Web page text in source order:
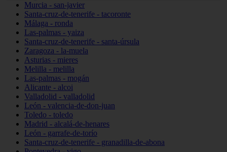
Murcia - san-javier
Santa-cruz-de-tenerife - tacoronte
Málaga - ronda
Las-palmas - yaiza
Santa-cruz-de-tenerife - santa-úrsula
Zaragoza - la-muela
Asturias - mieres
Melilla - melilla
Las-palmas - mogán
Alicante - alcoi
Valladolid - valladolid
León - valencia-de-don-juan
Toledo - toledo
Madrid - alcalá-de-henares
León - garrafe-de-torío
Santa-cruz-de-tenerife - granadilla-de-abona